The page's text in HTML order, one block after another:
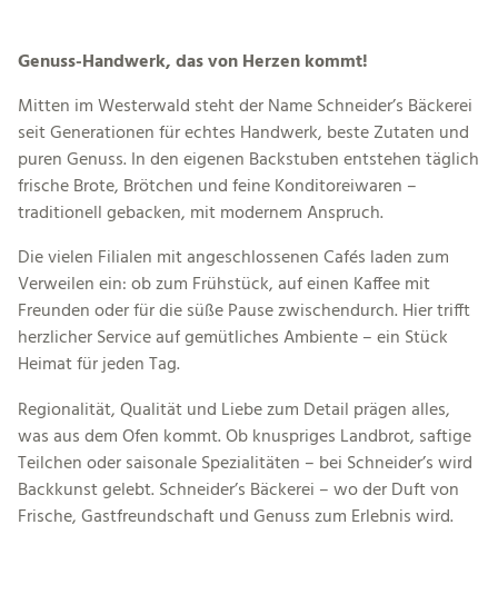
Genuss-Handwerk, das von Herzen kommt!
Mitten im Westerwald steht der Name Schneider’s Bäckerei
seit Generationen für echtes Handwerk, beste Zutaten und
puren Genuss. In den eigenen Backstuben entstehen täglich
frische Brote, Brötchen und feine Konditoreiwaren –
traditionell gebacken, mit modernem Anspruch.
Die vielen Filialen mit angeschlossenen Cafés laden zum
Verweilen ein: ob zum Frühstück, auf einen Kaffee mit
Freunden oder für die süße Pause zwischendurch. Hier trifft
herzlicher Service auf gemütliches Ambiente – ein Stück
Heimat für jeden Tag.
Regionalität, Qualität und Liebe zum Detail prägen alles,
was aus dem Ofen kommt. Ob knuspriges Landbrot, saftige
Teilchen oder saisonale Spezialitäten – bei Schneider’s wird
Backkunst gelebt. Schneider’s Bäckerei – wo der Duft von
Frische, Gastfreundschaft und Genuss zum Erlebnis wird.